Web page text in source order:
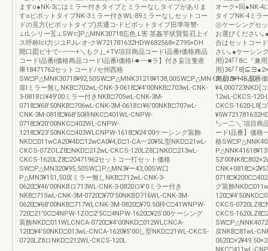
ますo●NK-3にはミラー付きタイプとミラーなしタイプがありま
すoピボットタイプNK-3ミラー付きWL-89ミラーなしセットコー
ドの見方(ピボットタイプ)共通コ-ドピボットタイプ田準等讐-
⊥rLシリー互⊥SW⊂]P△MNK30718忘色.L害.茎姦芋状賢覧召上イ
ス呼称Icl力ジユPJレオ-クW721781632HDW682568×Z795×DH
開口図ビ十で･一一+＼もク｣_+TV項目商品コードl品番l価格商品
コードl品番l価格商品コードl品番l価格I-■-一■ラ】付き妄注隻産
畢18471762セットコード/セ州西格
SW□P△MNK30718¥92,50SW□P△MNK31218¥138,00SW□P△MNK31618¥146,50
扉lミラー無しNKB□702wL-CNK-3-0618□¥4′00NKB□703wL-CNK-
3-0818ロ¥49′00ミラー付きNKB□705wL-CNK-3M-
0718□¥68′50NKB□706wL-CNK-3M-0618ロ¥6′00NKB□707wL-
CNK-3M-0818□¥68′50枠NKC□401WL-CNPW-
0718□¥20′00NKC□402WL-CNPW-
1218□¥23′50NKC□403WLCNPW-1618□¥24′00ケーシング装飾
NKD□011wCA20¥4D□12wCA0¥4,D□1-CA一20¥5L型NKD□21wL-
CKCS-07ZOLZ8□NKD□212wL-CKCS-120LZ8口NKD□213wL-
CKCS-1620LZ8□20471962セットコ一打セット価格
SW□P△MN320¥95,50SW口P△MN3¥ー43,00SW口
P△MN3¥151,50戻ミラー無しNKB□712wL-CNK-3-
0620□¥46′00NKBロ713WL-CNK-3-0820ロ¥′0ミラー付き
NKB□715wL-CNK-3M-0720□¥70′50NKBD716WL-CNK-3M-
0620□¥68′00NKB□717WLCNK-3M-0820□¥70.50枠C□41WNPW-
720□21′0C□4NPW-1ZO□2′5C□4NPW-1620□¥25′00ケーシング
装飾NKD□011WLCNCA-0720□¥4′00NKD□012WLCNCA-
120□¥4′50NKD□013wL-CNCA-1620¥5′00し型NKD□21WL-CKCS-
0720LZ8ロNKD□212WL-CKCS-120L
オーク=回●NK-4
タイプNK-4ミラ
㊧ケーシングセ
お選びください｡
合はセットコー
さい｡●ケーシン
用)24｢｢8⊂『兼
用)36｢｢
商品コード品番
¥4,000723NKD[
12wL-CKCS-
CKCS-1620-L8[
㌧一二＼`項目商
ードl品番】価格
格
グ装飾
CKCS-
CKCS-
戻NKB□81wL-